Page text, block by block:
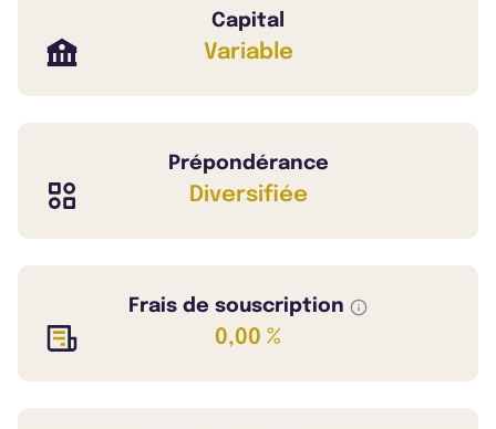
Capital
Variable
Prépondérance
Diversifiée
Frais de souscription
0,00 %